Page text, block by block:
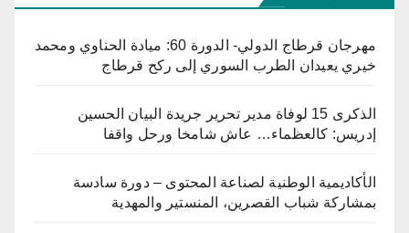
مهرجان قرطاج الدولي- الدورة 60: ميادة الحناوي ومحمد
خيري يعيدان الطرب السوري إلى ركح قرطاج
الذكرى 15 لوفاة مدير تحرير جريدة البيان الحسين
إدريس: كالعظماء… عاش شامخا ورحل واقفا
الأكاديمية الوطنية لصناعة المحتوى – دورة سادسة
بمشاركة شباب القصرين، المنستير والمهدية